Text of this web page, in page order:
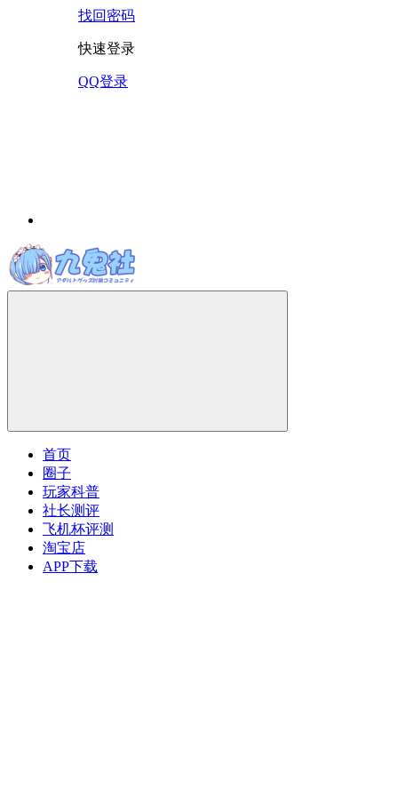
找回密码
快速登录
QQ登录
首页
圈子
玩家科普
社长测评
飞机杯评测
淘宝店
APP下载